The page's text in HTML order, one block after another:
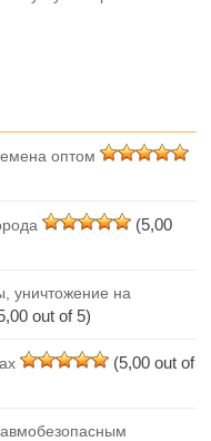
оптом
(5,00
уничтожение на
out of 5)
(5,00 out of